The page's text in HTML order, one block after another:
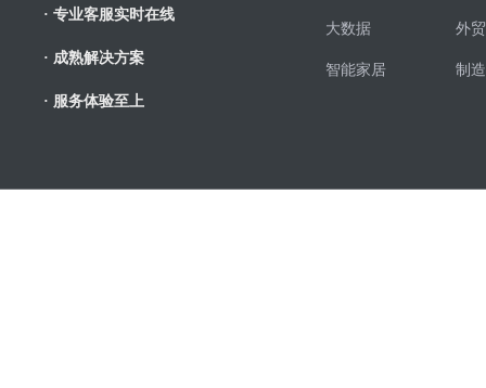
· 专业客服实时在线
· 成熟解决方案
· 服务体验至上
大数据 外
智能家居 制